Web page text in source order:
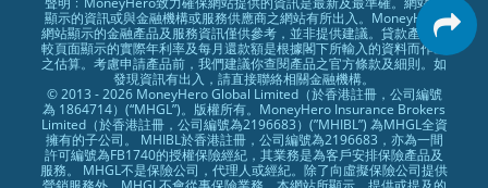
專欄文章
條款及細則
編輯守則
廣告合作
廣告政策
私隱政策
加入我們
顯示的資訊或與金融機構或服務供應商之網站有所出入。MoneyHero
網站顯示的金融產品及服務資訊僅供參考，並非提供建議。貸款產品比
較頁面顯示的實際年利率及每月還款額是根據閣下所輸入的資料而作出
之估算。考慮申請產品前，我們建議你查閱產品之官方條款及細則。如
發現資訊有出入，請直接聯絡相關金融機構。
© 2013 - 2026 MoneyHero Global Limited（於香港註冊，公司編號
為 1864714）(“MHGL”)。版權所有。MoneyHero Insurance Brokers
Limited（於香港註冊，公司編號為2196683）(”MHIBL”) 為MHGL全資
擁有的子公司。 MHIBL於香港註冊，公司編號為2196683，亦為一間
許可編號為FB1740的授權保險經紀，其業務是為客戶安排保險產品及
服務。 MHGL不是保險公司，代理人或經紀。除了向虛擬保險公司提供